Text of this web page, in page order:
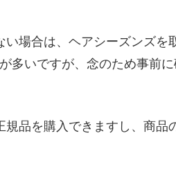
場合は、ヘアシーズンズを
多いですが、念のため事前
品を購入できますし、商品